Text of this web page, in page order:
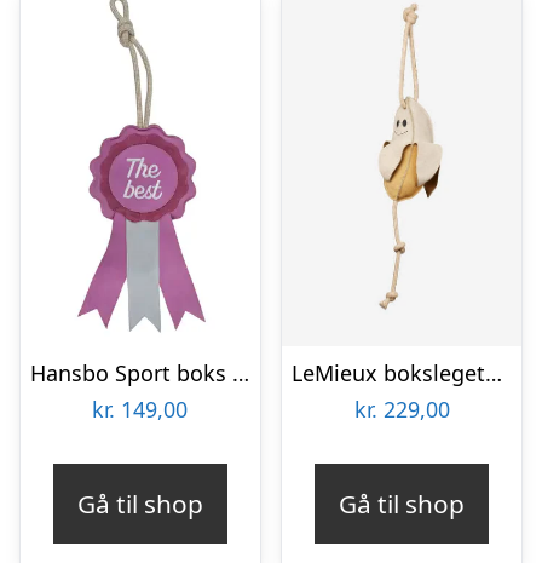
Hansbo Sport boks legetøj – Roset
kr. 149,00
Gå til shop
LeMieux bokslegetøj til hest – Banana
kr. 229,00
Gå til shop